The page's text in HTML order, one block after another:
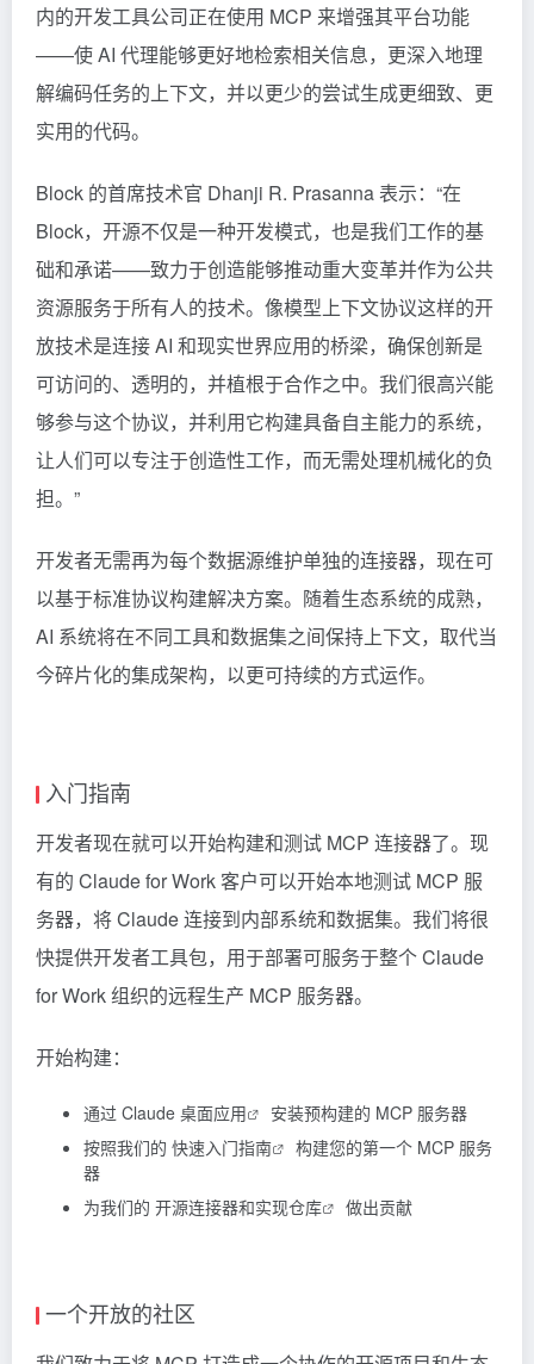
内的开发工具公司正在使用 MCP 来增强其平台功能
——使 AI 代理能够更好地检索相关信息，更深入地理
解编码任务的上下文，并以更少的尝试生成更细致、更
实用的代码。
Block 的首席技术官 Dhanji R. Prasanna 表示：“在
Block，开源不仅是一种开发模式，也是我们工作的基
础和承诺——致力于创造能够推动重大变革并作为公共
资源服务于所有人的技术。像模型上下文协议这样的开
放技术是连接 AI 和现实世界应用的桥梁，确保创新是
可访问的、透明的，并植根于合作之中。我们很高兴能
够参与这个协议，并利用它构建具备自主能力的系统，
让人们可以专注于创造性工作，而无需处理机械化的负
担。”
开发者无需再为每个数据源维护单独的连接器，现在可
以基于标准协议构建解决方案。随着生态系统的成熟，
AI 系统将在不同工具和数据集之间保持上下文，取代当
今碎片化的集成架构，以更可持续的方式运作。
入门指南
开发者现在就可以开始构建和测试 MCP 连接器了。现
有的 Claude for Work 客户可以开始本地测试 MCP 服
务器，将 Claude 连接到内部系统和数据集。我们将很
快提供开发者工具包，用于部署可服务于整个 Claude
for Work 组织的远程生产 MCP 服务器。
开始构建：
通过 Claude 桌面应用
安装预构建的 MCP 服务器
按照我们的 快速入门指南
构建您的第一个 MCP 服务
器
为我们的 开源连接器和实现仓库 做出贡献
一个开放的社区